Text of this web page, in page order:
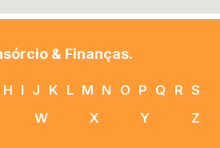
& Finanças.
H I J K L M N O P Q R S
W X Y Z